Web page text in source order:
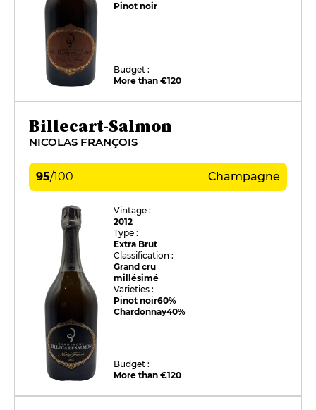
Pinot noir
Budget :
More than €120
Billecart-Salmon
NICOLAS FRANÇOIS
95/100 Champagne
Vintage :
2012
Type :
Extra Brut
Classification :
Grand cru
millésimé
Varieties :
Pinot noir60%
Chardonnay40%
Budget :
More than €120